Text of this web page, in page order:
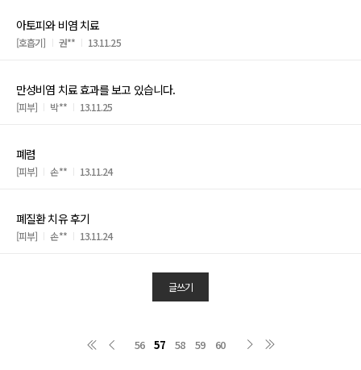
아토피와 비염 치료
[호흡기] 권** 13.11.25
만성비염 치료 효과를 보고 있습니다.
[피부] 박** 13.11.25
폐렴
[피부] 손** 13.11.24
폐질환 치유 후기
[피부] 손** 13.11.24
글쓰기
56 57 58 59 60